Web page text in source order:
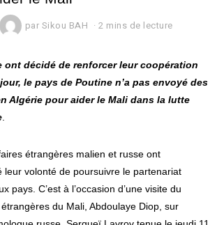
par Sikou BAH 2 mins de lecture
ont décidé de renforcer leur coopération
le pays de Poutine n’a pas envoyé des
Algérie pour aider le Mali dans la lutte
.
étrangères malien et russe ont
leur volonté de poursuivre le partenariat
pays. C’est à l’occasion d’une visite du
du Mali, Abdoulaye Diop, sur